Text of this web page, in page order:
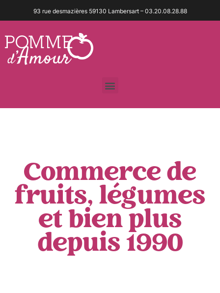
93 rue desmazières 59130 Lambersart – 03.20.08.28.88
Commerce de
fruits, légumes
et bien plus
depuis 1990